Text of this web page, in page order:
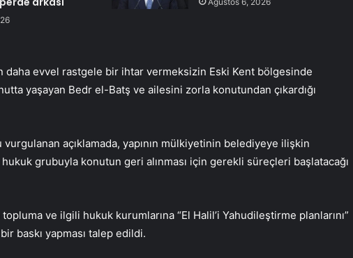
daha evvel rastgele bir ihtar vermeksizin Eski Kent bölgesinde
yaşayan Bedr el-Batş ve ailesini zorla konutundan çıkardığı
açıklamada, yapının mülkiyetinin belediyeye ilişkin
grubuyla konutun geri alınması için gerekli süreçleri başlatacağı
ve ilgili hukuk kurumlarına “El Halil’i Yahudileştirme planlarını”
baskı yapması talep edildi.